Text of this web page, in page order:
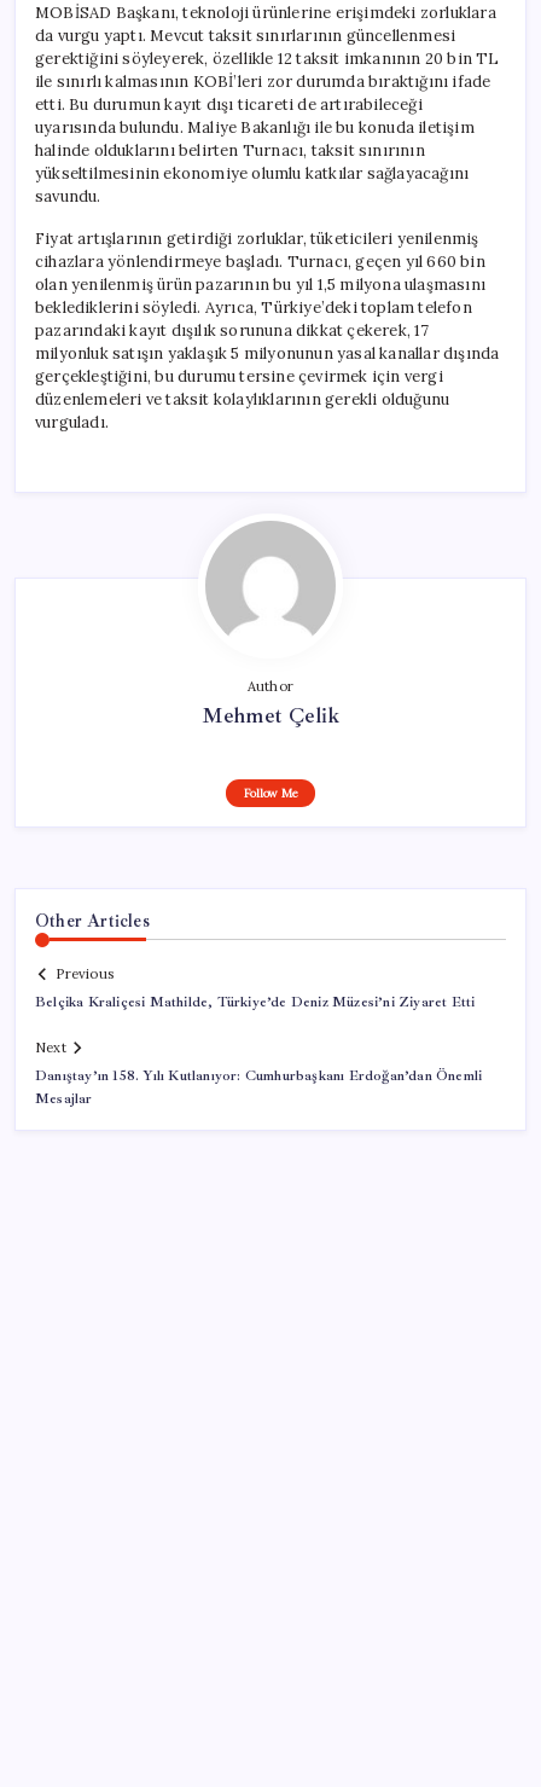
MOBİSAD Başkanı, teknoloji ürünlerine erişimdeki zorluklara
da vurgu yaptı. Mevcut taksit sınırlarının güncellenmesi
gerektiğini söyleyerek, özellikle 12 taksit imkanının 20 bin TL
ile sınırlı kalmasının KOBİ’leri zor durumda bıraktığını ifade
etti. Bu durumun kayıt dışı ticareti de artırabileceği
uyarısında bulundu. Maliye Bakanlığı ile bu konuda iletişim
halinde olduklarını belirten Turnacı, taksit sınırının
yükseltilmesinin ekonomiye olumlu katkılar sağlayacağını
savundu.
Fiyat artışlarının getirdiği zorluklar, tüketicileri yenilenmiş
cihazlara yönlendirmeye başladı. Turnacı, geçen yıl 660 bin
olan yenilenmiş ürün pazarının bu yıl 1,5 milyona ulaşmasını
beklediklerini söyledi. Ayrıca, Türkiye’deki toplam telefon
pazarındaki kayıt dışılık sorununa dikkat çekerek, 17
milyonluk satışın yaklaşık 5 milyonunun yasal kanallar dışında
gerçekleştiğini, bu durumu tersine çevirmek için vergi
düzenlemeleri ve taksit kolaylıklarının gerekli olduğunu
vurguladı.
Author
Mehmet Çelik
Follow Me
Other Articles
Previous
Belçika Kraliçesi Mathilde, Türkiye’de Deniz Müzesi’ni Ziyaret Etti
Next
Danıştay’ın 158. Yılı Kutlanıyor: Cumhurbaşkanı Erdoğan’dan Önemli
Mesajlar